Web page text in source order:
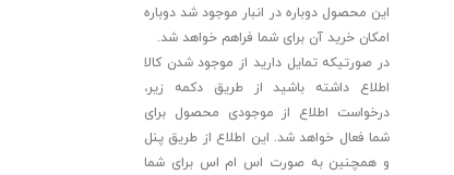
این محصول دوباره در انبار موجود شد دوباره
امکان خرید آن برای شما فراهم خواهد شد.
در صورتیکه تمایل دارید از موجود شدن کالا
اطلاع داشته باشید از طریق دکمه زیر،
درخواست اطلاع از موجودی محصول برای
شما فعال خواهد شد. این اطلاع از طریق پنل
و همچنین به صورت اس ام اس برای شما